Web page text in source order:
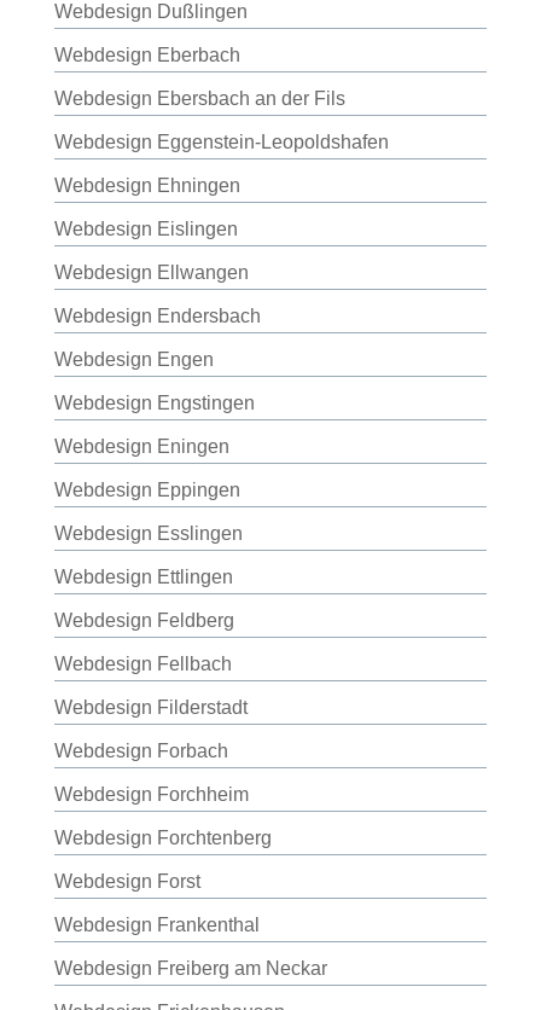
Webdesign Dußlingen
Webdesign Eberbach
Webdesign Ebersbach an der Fils
Webdesign Eggenstein-Leopoldshafen
Webdesign Ehningen
Webdesign Eislingen
Webdesign Ellwangen
Webdesign Endersbach
Webdesign Engen
Webdesign Engstingen
Webdesign Eningen
Webdesign Eppingen
Webdesign Esslingen
Webdesign Ettlingen
Webdesign Feldberg
Webdesign Fellbach
Webdesign Filderstadt
Webdesign Forbach
Webdesign Forchheim
Webdesign Forchtenberg
Webdesign Forst
Webdesign Frankenthal
Webdesign Freiberg am Neckar